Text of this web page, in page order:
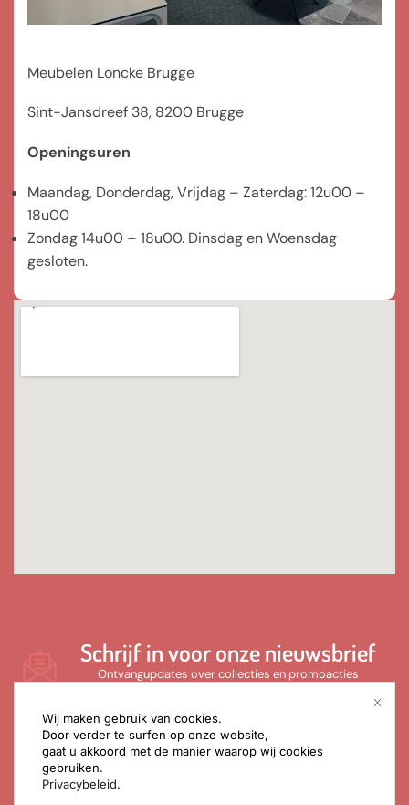
Wij maken gebruik van cookies.
Door verder te surfen op onze website,
gaat u akkoord met de manier waarop wij cookies
gebruiken.
Privacybeleid.
Meubelen Loncke Brugge
Sint-Jansdreef 38, 8200 Brugge
Openingsuren
Maandag, Donderdag, Vrijdag – Zaterdag: 12u00 –
18u00
Zondag 14u00 – 18u00. Dinsdag en Woensdag
gesloten.
Schrijf in voor onze nieuwsbrief
Ontvangupdates over collecties en promoacties
SCHRIJF IN